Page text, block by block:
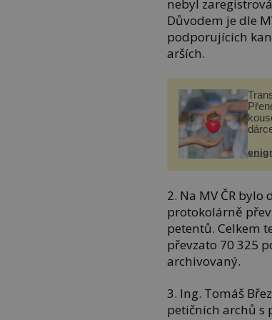
nebyl
Důvodem je dle
podporujících
arších.
2. Na MV ČR
protokolárně
petentů. Celkem
převzato 70 325
archivovaný.
3. Ing. Tomáš
petičních archů s